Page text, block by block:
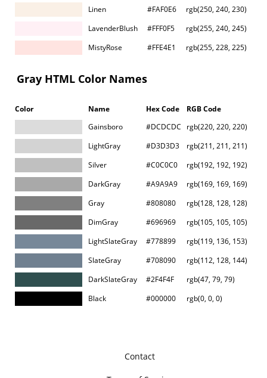
Linen
#FAF0E6
rgb(250, 240, 230)
LavenderBlush
#FFF0F5
rgb(255, 240, 245)
MistyRose
#FFE4E1 rgb(255, 228, 225)
Gray HTML Color Names
Color Name Hex Code
RGB Code
Gainsboro
#DCDCDC
rgb(220, 220, 220)
LightGray
#D3D3D3
rgb(211, 211, 211)
Silver
#C0C0C0
rgb(192, 192, 192)
DarkGray
#A9A9A9
rgb(169, 169, 169)
Gray
#808080
rgb(128, 128, 128)
DimGray
#696969
rgb(105, 105, 105)
LightSlateGray
#778899
rgb(119, 136, 153)
SlateGray
#708090
rgb(112, 128, 144)
DarkSlateGray
#2F4F4F
rgb(47, 79, 79)
Black
#000000 rgb(0, 0, 0)
Contact